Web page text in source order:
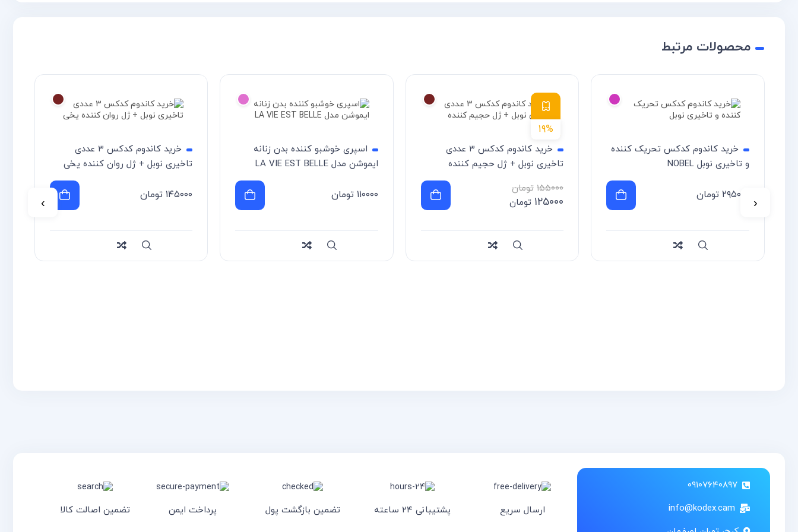
محصولات مرتبط
خرید کاندوم کدکس تحریک کننده
و تاخیری نوبل NOBEL
۲۹۵۰۰۰ تومان
Compare
۱۹%
خرید کاندوم کدکس ۳ عددی
تاخیری نوبل + ژل حجیم کننده
۱۵۵۰۰۰ تومان
۱۲۵۰۰۰ تومان
Compare
اسپری خوشبو کننده بدن زنانه
ایموشن مدل LA VIE EST BELLE
۱۱۰۰۰۰ تومان
Compare
خرید کاندوم کدکس ۳ عددی
تاخیری نوبل + ژل روان کننده یخی
۱۴۵۰۰۰ تومان
Compare
‹
›
۰۹۱۰۷۶۴۰۸۹۷
info@kodex.cam
ارسال سریع پشتیبانی ۲۴ ساعته تضمین بازگشت پول پرداخت ایمن تضمین اصالت کالا